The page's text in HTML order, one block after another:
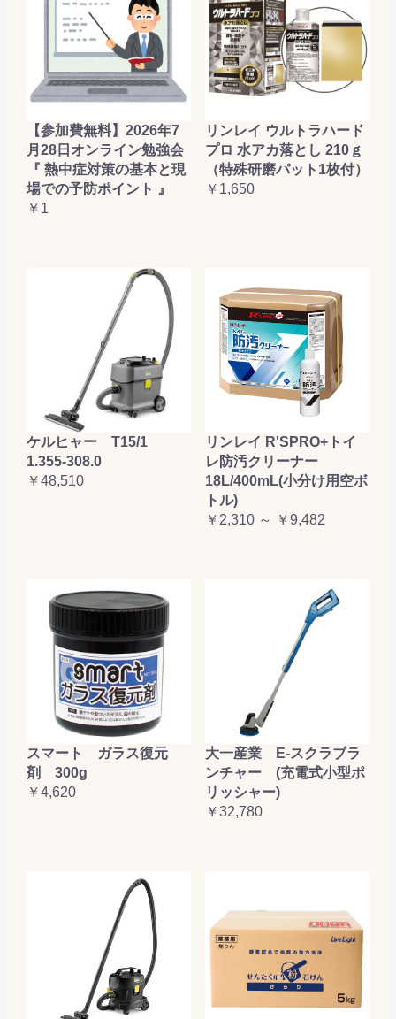
【参加費無料】2026年7
月28日オンライン勉強会
『 熱中症対策の基本と現
場での予防ポイント 』
￥1
リンレイ ウルトラハード
プロ 水アカ落とし 210ｇ
（特殊研磨パット1枚付）
￥1,650
ケルヒャー T15/1
1.355-308.0
￥48,510
リンレイ R'SPRO+トイ
レ防汚クリーナー
18L/400mL(小分け用空ボ
トル)
￥2,310 ～ ￥9,482
スマート ガラス復元
剤 300g
￥4,620
大一産業 E-スクラブラ
ンチャー (充電式小型ポ
リッシャー)
￥32,780